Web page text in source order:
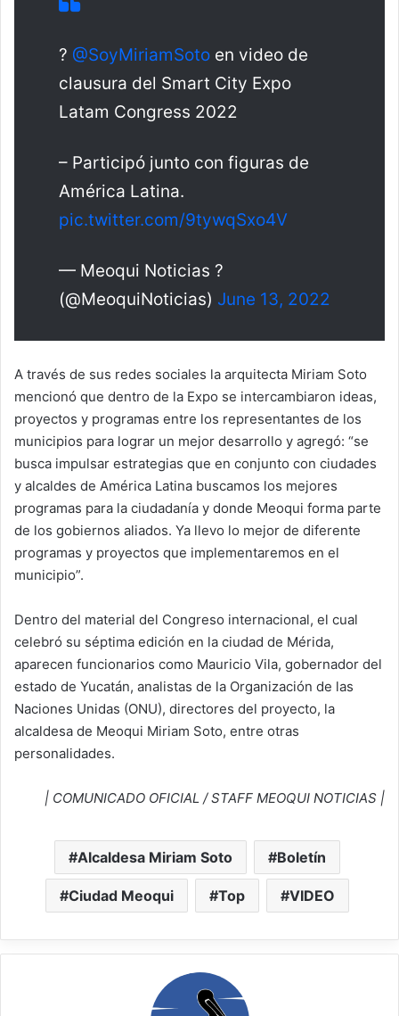
? @SoyMiriamSoto en video de
clausura del Smart City Expo
Latam Congress 2022
– Participó junto con figuras de
América Latina.
pic.twitter.com/9tywqSxo4V
— Meoqui Noticias ?
(@MeoquiNoticias) June 13, 2022
A través de sus redes sociales la arquitecta Miriam Soto
mencionó que dentro de la Expo se intercambiaron ideas,
proyectos y programas entre los representantes de los
municipios para lograr un mejor desarrollo y agregó: “se
busca impulsar estrategias que en conjunto con ciudades
y alcaldes de América Latina buscamos los mejores
programas para la ciudadanía y donde Meoqui forma parte
de los gobiernos aliados. Ya llevo lo mejor de diferente
programas y proyectos que implementaremos en el
municipio”.
Dentro del material del Congreso internacional, el cual
celebró su séptima edición en la ciudad de Mérida,
aparecen funcionarios como Mauricio Vila, gobernador del
estado de Yucatán, analistas de la Organización de las
Naciones Unidas (ONU), directores del proyecto, la
alcaldesa de Meoqui Miriam Soto, entre otras
personalidades.
| COMUNICADO OFICIAL / STAFF MEOQUI NOTICIAS |
Alcaldesa Miriam Soto Boletín
Ciudad Meoqui Top VIDEO